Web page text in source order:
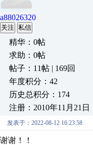
a88026320
关注 私信
精华：0帖
求助：0帖
帖子：11帖 | 169回
年度积分：42
历史总积分：174
注册：2010年11月21日
发表于：2022-08-12 16:23:58
谢谢！！